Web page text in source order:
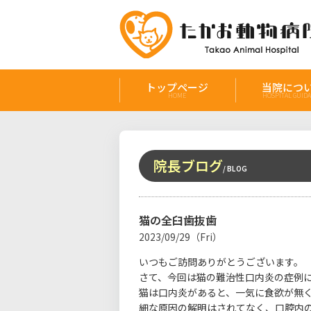
トップページ
HOME
当院につ
HOSPITAL
院長ブログ/ BLOG
猫の全臼歯抜歯
2023/09/29（Fri）
いつもご訪問ありがとうございます。
さて、今回は猫の難治性口内炎の症例
猫は口内炎があると、一気に食欲が無
細な原因の解明はされてなく、口腔内